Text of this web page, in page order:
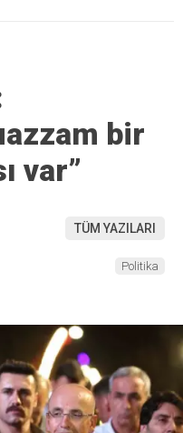
bir
var”
TÜM YAZILARI
Politika